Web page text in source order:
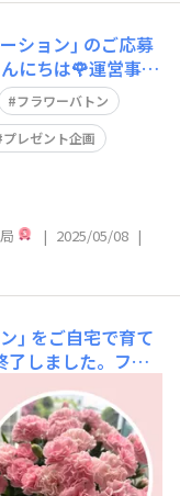
ション｣ のご応募
にちは🌹運営事務
をご覧いただ
に大変多くのコメ
す😊 ｢カーネ
フラワーバトン
プレゼント企画
| 2025/05/08 |
｣ をご自宅で育て
了しました。フラ
｢カーネーショ
｢カーネーション｣
)：オレンジシャ
］◆応募期間：202